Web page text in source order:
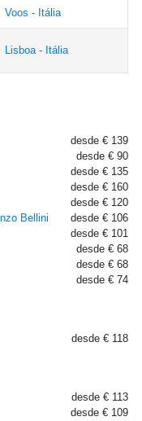
Voos - Itália
Lisboa - Itália
desde € 139
desde € 90
desde € 135
desde € 160
desde € 120
Bellini
desde € 106
desde € 101
desde € 68
desde € 68
desde € 74
desde € 118
desde € 113
desde € 109